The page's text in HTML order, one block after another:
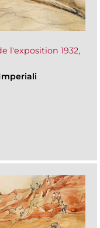
l'exposition 1932,